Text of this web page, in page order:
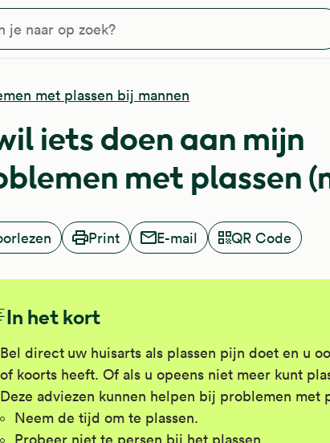
met plassen bij mannen
iets doen aan mijn
met plassen
Print E-mail QR Code
In het kort
Bel direct uw huisarts als plassen pijn doet en u
of koorts heeft. Of als u opeens niet meer kunt
Deze adviezen kunnen helpen bij problemen met
Neem de tijd om te plassen.